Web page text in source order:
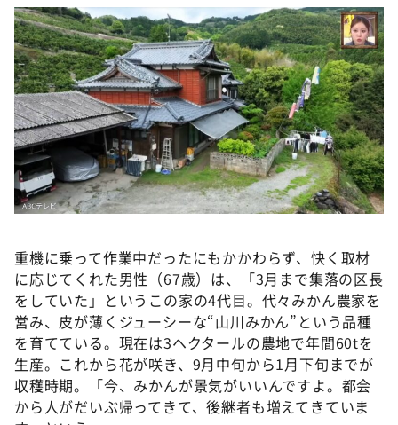
重機に乗って作業中だったにもかかわらず、快く取材
に応じてくれた男性（67歳）は、「3月まで集落の区長
をしていた」というこの家の4代目。代々みかん農家を
営み、皮が薄くジューシーな“山川みかん”という品種
を育てている。現在は3ヘクタールの農地で年間60tを
生産。これから花が咲き、9月中旬から1月下旬までが
収穫時期。「今、みかんが景気がいいんですよ。都会
から人がだいぶ帰ってきて、後継者も増えてきていま